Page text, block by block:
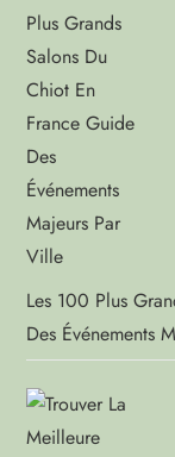
Les 100 Plus
Des Événements